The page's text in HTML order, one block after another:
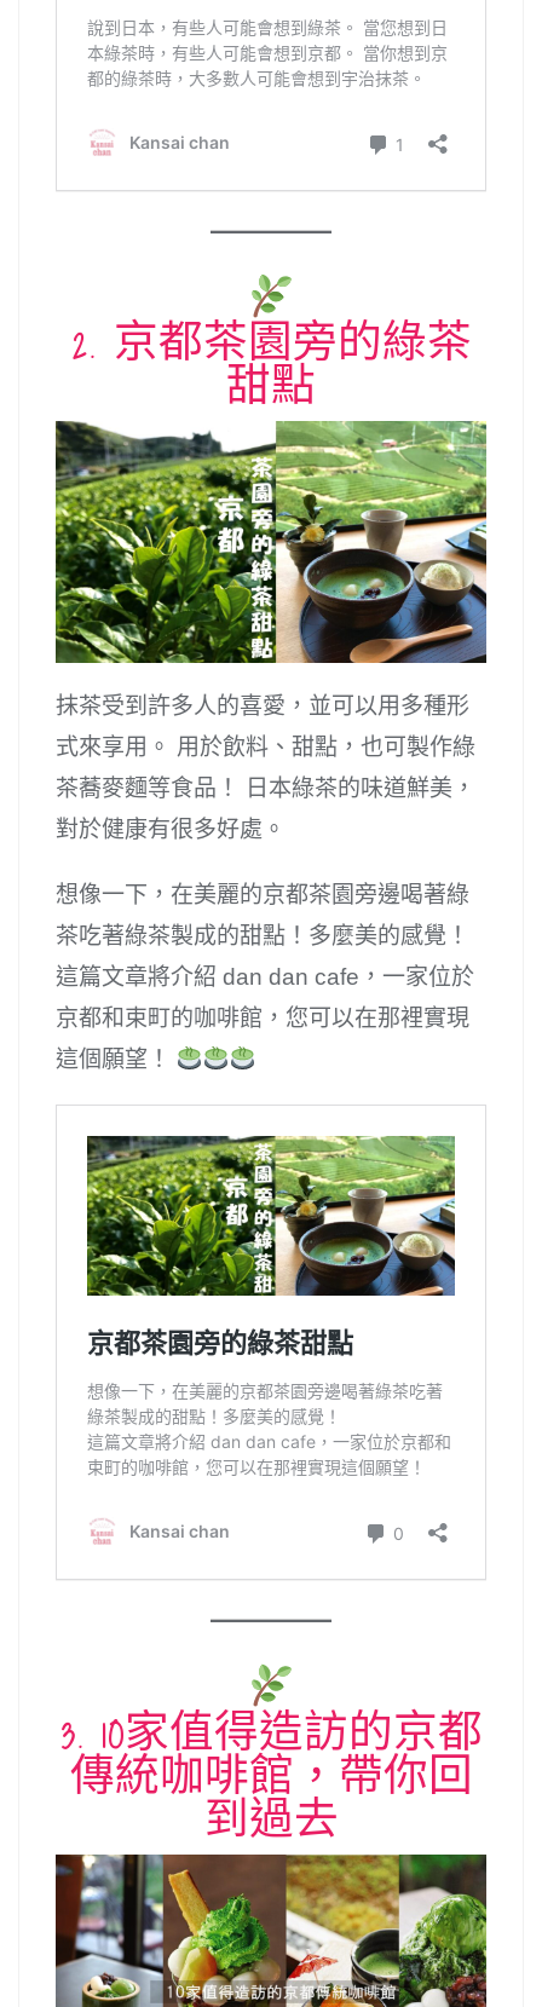
2. 京都茶園旁的綠茶
甜點
抹茶受到許多人的喜愛，並可以用多種形
式來享用。 用於飲料、甜點，也可製作綠
茶蕎麥麵等食品！ 日本綠茶的味道鮮美，
對於健康有很多好處。
想像一下，在美麗的京都茶園旁邊喝著綠
茶吃著綠茶製成的甜點！多麼美的感覺！
這篇文章將介紹 dan dan cafe，一家位於
京都和束町的咖啡館，您可以在那裡實現
這個願望！
3. 10家值得造訪的京都
傳統咖啡館，帶你回
到過去